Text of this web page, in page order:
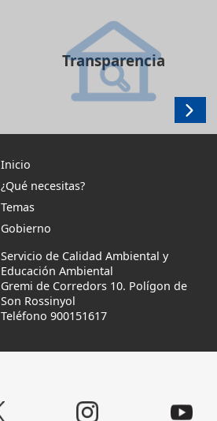
Transparencia
Inicio
¿Qué necesitas?
Temas
Gobierno
Servicio de Calidad Ambiental y
Educación Ambiental
Gremi de Corredors 10. Polígon de
Son Rossinyol
Teléfono 900151617